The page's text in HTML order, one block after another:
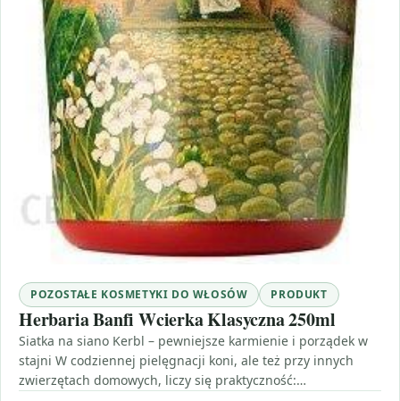
POZOSTAŁE KOSMETYKI DO WŁOSÓW PRODUKT
Herbaria Banfi Wcierka Klasyczna 250ml
Siatka na siano Kerbl – pewniejsze karmienie i porządek w
stajni W codziennej pielęgnacji koni, ale też przy innych
zwierzętach domowych, liczy się praktyczność:…